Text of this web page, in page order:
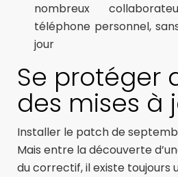
nombreux
téléphone personnel,
jour
Se protéger
des mises à
Installer le patch de
Mais entre la découverte
du correctif, il existe toujours